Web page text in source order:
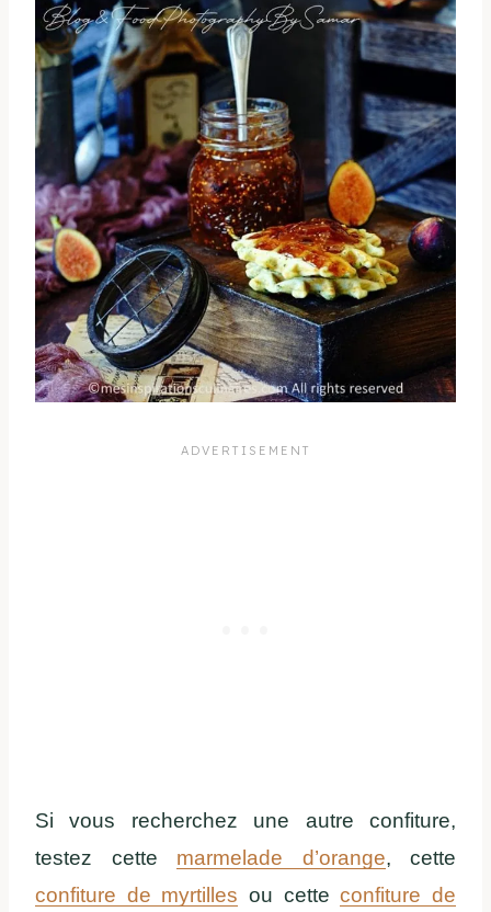
Si vous recherchez une autre confiture,
testez cette marmelade d’orange, cette
confiture de myrtilles ou cetteconfiture de